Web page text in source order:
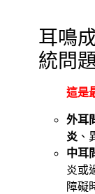
耳鳴
統問
這是
外耳
炎 、
中耳
炎或
障礙